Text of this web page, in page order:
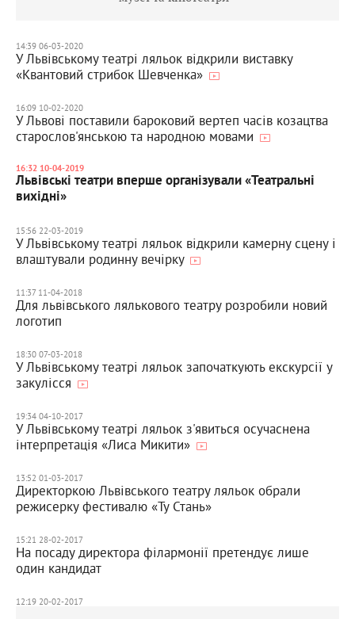
14:39 06-03-2020
У Львівському театрі ляльок відкрили виставку
«Квантовий стрибок Шевченка»
16:09 10-02-2020
У Львові поставили бароковий вертеп часів козацтва
старослов'янською та народною мовами
16:32 10-04-2019
Львівські театри вперше організували «Театральні
вихідні»
15:56 22-03-2019
У Львівському театрі ляльок відкрили камерну сцену і
влаштували родинну вечірку
11:37 11-04-2018
Для львівського лялькового театру розробили новий
логотип
18:30 07-03-2018
У Львівському театрі ляльок започаткують екскурсії у
закулісся
19:34 04-10-2017
У Львівському театрі ляльок з'явиться осучаснена
інтерпретація «Лиса Микити»
13:52 01-03-2017
Директоркою Львівського театру ляльок обрали
режисерку фестивалю «Ту Стань»
15:21 28-02-2017
На посаду директора філармонії претендує лише
один кандидат
12:19 20-02-2017